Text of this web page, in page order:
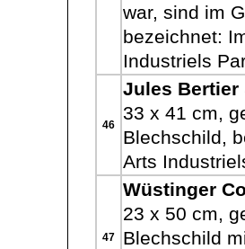
war, sind im
bezeichnet:
Industriels
46
Jules Bertier
33 x 41 cm,
Blechschild,
Arts
47
Wüstinger
23 x 50 cm,
Blechschild